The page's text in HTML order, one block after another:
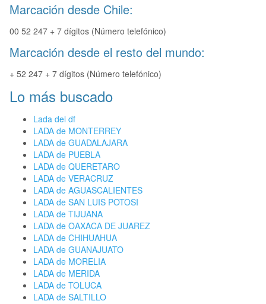
Marcación desde Chile:
00 52 247 + 7 dígitos (Número telefónico)
Marcación desde el resto del mundo:
+ 52 247 + 7 dígitos (Número telefónico)
Lo más buscado
Lada del df
LADA de MONTERREY
LADA de GUADALAJARA
LADA de PUEBLA
LADA de QUERETARO
LADA de VERACRUZ
LADA de AGUASCALIENTES
LADA de SAN LUIS POTOSI
LADA de TIJUANA
LADA de OAXACA DE JUAREZ
LADA de CHIHUAHUA
LADA de GUANAJUATO
LADA de MORELIA
LADA de MERIDA
LADA de TOLUCA
LADA de SALTILLO